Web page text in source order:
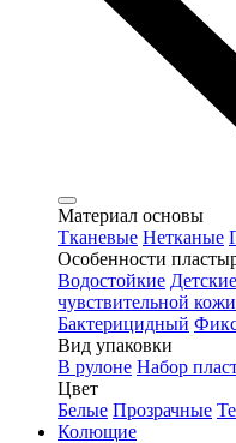
Материал основы
Тканевые Нетканые
Особенности
Водостойкие Детские
чувствительной кожи
Бактерицидный
Вид упаковки
В рулоне Набор
Цвет
Белые Прозрачные
Колющие